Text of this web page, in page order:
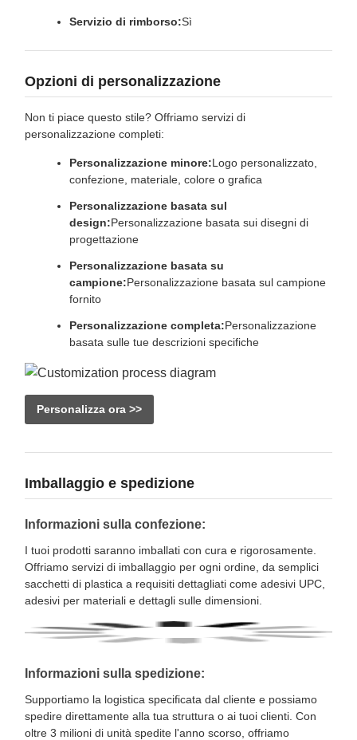
Servizio di rimborso:Sì
Opzioni di personalizzazione
Non ti piace questo stile? Offriamo servizi di
personalizzazione completi:
Personalizzazione minore:Logo personalizzato,
confezione, materiale, colore o grafica
Personalizzazione basata sul
design:Personalizzazione basata sui disegni di
progettazione
Personalizzazione basata su
campione:Personalizzazione basata sul campione
fornito
Personalizzazione completa:Personalizzazione
basata sulle tue descrizioni specifiche
Personalizza ora >>
Imballaggio e spedizione
Informazioni sulla confezione:
I tuoi prodotti saranno imballati con cura e rigorosamente.
Offriamo servizi di imballaggio per ogni ordine, da semplici
sacchetti di plastica a requisiti dettagliati come adesivi UPC,
adesivi per materiali e dettagli sulle dimensioni.
Informazioni sulla spedizione:
Supportiamo la logistica specificata dal cliente e possiamo
spedire direttamente alla tua struttura o ai tuoi clienti. Con
oltre 3 milioni di unità spedite l'anno scorso, offriamo